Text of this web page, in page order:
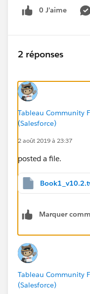
Carl
0 J’aime
2 réponses
Tableau Community
(Salesforce)
2 août 2019 à 23:37
posted a file.
Marquer
Tableau Community
(Salesforce)